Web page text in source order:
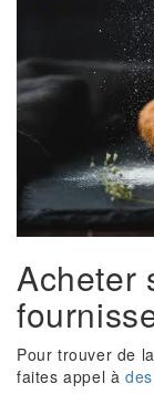
Acheter
Pour trouver de
faites appel à